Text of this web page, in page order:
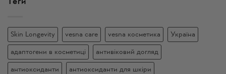
Skin Longevity vesna care vesna косметика Україна
адаптогени в косметиці антивіковий догляд
антиоксиданти антиоксиданти для шкіри